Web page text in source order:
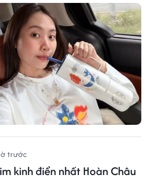
trước
kinh điển nhất Hoàn Châu